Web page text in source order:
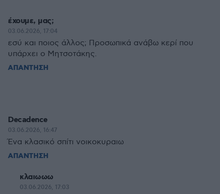
έχουμε, μας;
03.06.2026, 17:04
εσύ και ποιος άλλος; Προσωπικά ανάβω κερί που
υπάρχει ο Μητσοτάκης.
ΑΠΑΝΤΗΣΗ
Decadence
03.06.2026, 16:47
Ένα κλασικό σπίτι νοικοκυραιω
ΑΠΑΝΤΗΣΗ
κλαιωωω
03.06.2026, 17:03